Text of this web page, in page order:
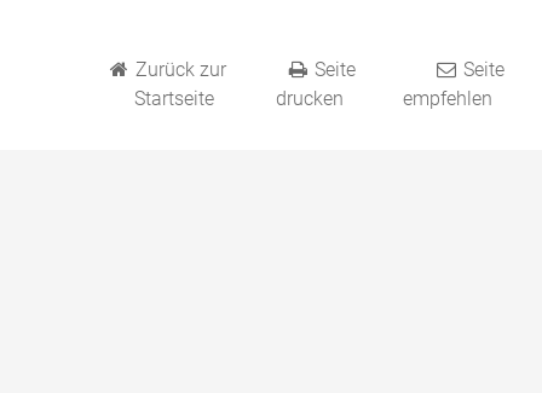
Zurück zur
Startseite
Seite
drucken
Seite
empfehlen